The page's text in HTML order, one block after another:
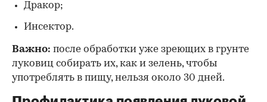
Дракор;
Инсектор.
Важно: после обработки уже зреющих в грунте
луковиц собирать их, как и зелень, чтобы
употреблять в пищу, нельзя около 30 дней.